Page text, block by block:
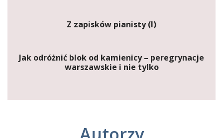
Z zapisków pianisty (I)
Jak odróżnić blok od kamienicy – peregrynacje
warszawskie i nie tylko